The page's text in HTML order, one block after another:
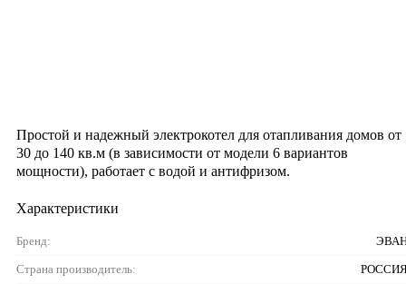
Простой и надежный электрокотел для отапливания домов от
30 до 140 кв.м (в зависимости от модели 6 вариантов
мощности), работает с водой и антифризом.
Характеристики
Бренд:
Страна производитель: